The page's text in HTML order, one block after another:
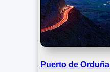
Puerto de Orduña